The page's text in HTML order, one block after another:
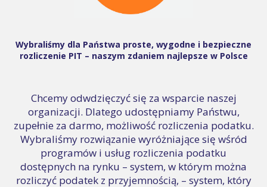
Wybraliśmy dla Państwa proste, wygodne i bezpieczne
rozliczenie PIT – naszym zdaniem najlepsze w Polsce
Chcemy odwdzięczyć się za wsparcie naszej
organizacji. Dlatego udostępniamy Państwu,
zupełnie za darmo, możliwość rozliczenia podatku.
Wybraliśmy rozwiązanie wyróżniające się wśród
programów i usług rozliczenia podatku
dostępnych na rynku – system, w którym można
rozliczyć podatek z przyjemnością, – system, który